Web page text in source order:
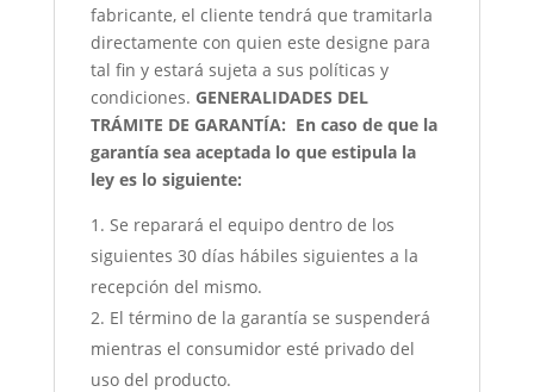
fabricante, el cliente tendrá que tramitarla
directamente con quien este designe para
tal fin y estará sujeta a sus políticas y
condiciones. GENERALIDADES DEL
TRÁMITE DE GARANTÍA: En caso de que la
garantía sea aceptada lo que estipula la
ley es lo siguiente:
Se reparará el equipo dentro de los
siguientes 30 días hábiles siguientes a la
recepción del mismo.
El término de la garantía se suspenderá
mientras el consumidor esté privado del
uso del producto.